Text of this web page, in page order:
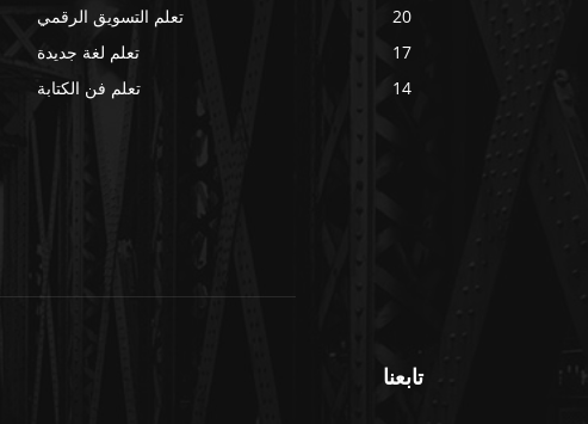
تعلم التسويق الرقمي
20
تعلم لغة جديدة
17
تعلم فن الكتابة
14
تابعنا